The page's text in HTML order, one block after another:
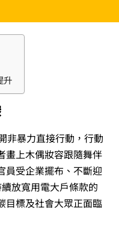
升
非暴力直接行動，行動
畫上木偶妝容跟隨舞伴
員受企業擺布、不斷迎
放寬用電大戶條款的
目標及社會大眾正面臨